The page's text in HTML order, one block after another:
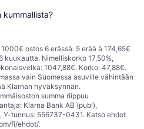
kummallista?
ostos 6 erässä: 5 erää à 174,65€
kuukautta. Nimelliskorko 17,50%,
1047,88€. Korko: 47,88€.
vain Suomessa asuville vähintään
Klarnan hyväksynnän.
summa riippuu
Klarna Bank AB (publ),
Y-tunnus: 556737-0431. Katso ehdot
fi/ehdot/.